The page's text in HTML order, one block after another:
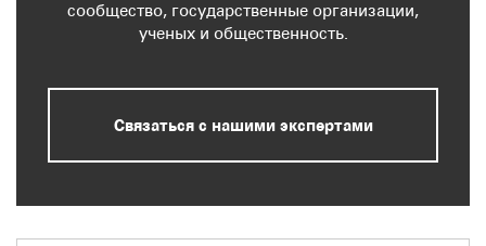
сообщество, государственные организации,
ученых и общественность.
Связаться с нашими экспертами